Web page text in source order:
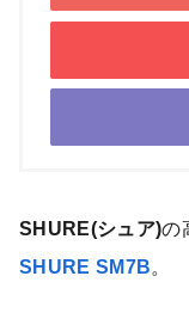
SHURE(シュア)の
SHURE SM7B。